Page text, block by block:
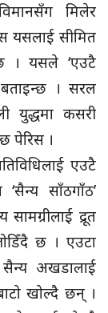
मिलेर
यसलाई सीमित
। यसले ‘एउटै
बताइन्छ । सरल
युद्धमा कसरी
पेरिस ।
एउटै
साँठगाँठ’
द्रूत
छ । एउटा
अखडालाई
खोल्दै छन् ।